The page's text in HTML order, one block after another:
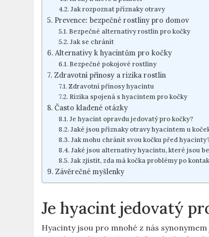
Jak rozpoznat příznaky otravy
Prevence: bezpečné rostliny pro domov
Bezpečné alternativy rostlin pro kočky
Jak se chránit
Alternativy k hyacintům pro kočky
Bezpečné pokojové rostliny
Zdravotní přínosy a rizika rostlin
Zdravotní přínosy hyacintu
Rizika spojená s hyacintem pro kočky
Často kladené otázky
Je hyacint opravdu jedovatý pro kočky?
Jaké jsou příznaky otravy hyacintem u
Jak mohu chránit svou kočku před
Jaké jsou alternativy hyacintu, které jsou
Jak zjistit, zda má kočka problémy po
Závěrečné myšlenky
Je hyacint jedovatý
Hyacinty jsou pro mnohé z nás